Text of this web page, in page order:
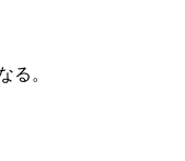
る。